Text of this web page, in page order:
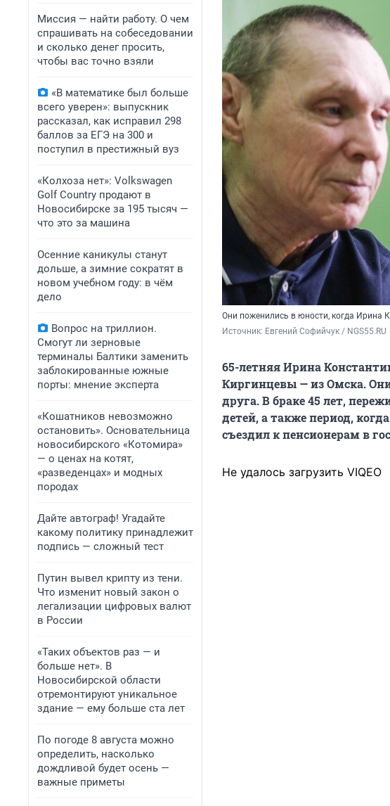
Миссия — найти работу. О чем
спрашивать на собеседовании
и сколько денег просить,
чтобы вас точно взяли
«В математике был больше
всего уверен»: выпускник
рассказал, как исправил 298
баллов за ЕГЭ на 300 и
поступил в престижный вуз
«Колхоза нет»: Volkswagen
Golf Сountry продают в
Новосибирске за 195 тысяч —
что это за машина
Осенние каникулы станут
дольше, а зимние сократят в
новом учебном году: в чём
дело
Вопрос на триллион.
Смогут ли зерновые
терминалы Балтики заменить
заблокированные южные
порты: мнение эксперта
«Кошатников невозможно
остановить». Основательница
новосибирского «Котомира»
— о ценах на котят,
«разведенцах» и модных
породах
Дайте автограф! Угадайте
какому политику принадлежит
подпись — сложный тест
Путин вывел крипту из тени.
Что изменит новый закон о
легализации цифровых валют
в России
«Таких объектов раз — и
больше нет». В
Новосибирской области
отремонтируют уникальное
здание — ему больше ста лет
По погоде 8 августа можно
определить, насколько
дождливой будет осень —
важные приметы
Они поженились в юности, когда Ирина
Источник: Евгений Софийчук / NGS55.RU
65-летняя Ирина
Киргинцевы — из Омска.
друга. В браке 45 лет,
детей, а также период,
съездил к пенсионерам в
Не удалось загрузить VIQEO